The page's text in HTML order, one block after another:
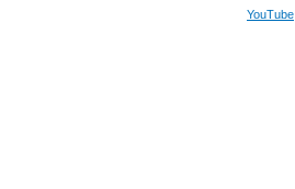
YouTube